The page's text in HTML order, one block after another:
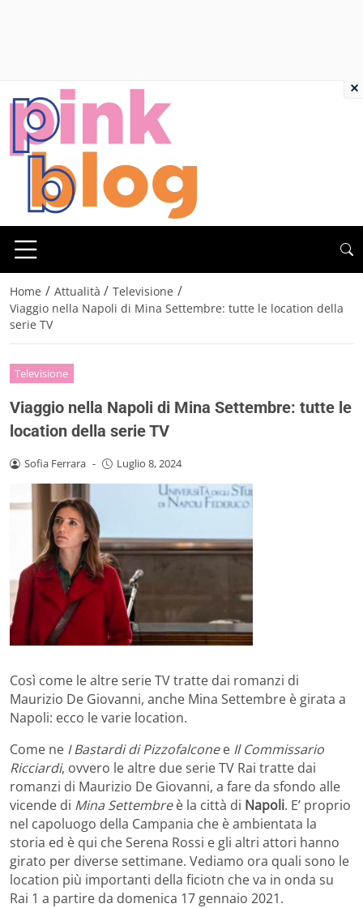
Home / Attualità / Televisione /
Viaggio nella Napoli di Mina Settembre: tutte le location della
serie TV
Televisione
Viaggio nella Napoli di Mina Settembre: tutte le
location della serie TV
Sofia Ferrara - Luglio 8, 2024
Così come le altre serie TV tratte dai romanzi di
Maurizio De Giovanni, anche Mina Settembre è girata a
Napoli: ecco le varie location.
Come ne I Bastardi di Pizzofalconee Il Commissario
Ricciardi, ovvero le altre due serie TV Rai tratte dai
romanzi di Maurizio De Giovanni, a fare da sfondo alle
vicende di Mina Settembreè la città di Napoli. E’ proprio
nel capoluogo della Campania che è ambientata la
storia ed è qui che Serena Rossi e gli altri attori hanno
girato per diverse settimane. Vediamo ora quali sono le
location più importanti della ficiotn che va in onda su
Rai 1 a partire da domenica 17 gennaio 2021.
×